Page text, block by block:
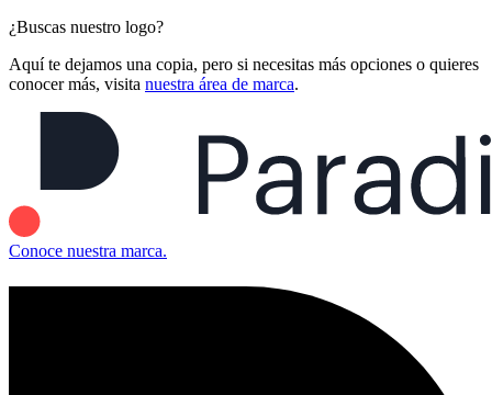
¿Buscas nuestro logo?
Aquí te dejamos una copia, pero si necesitas más opciones o quieres
conocer más, visita nuestra área de marca.
Conoce nuestra marca.